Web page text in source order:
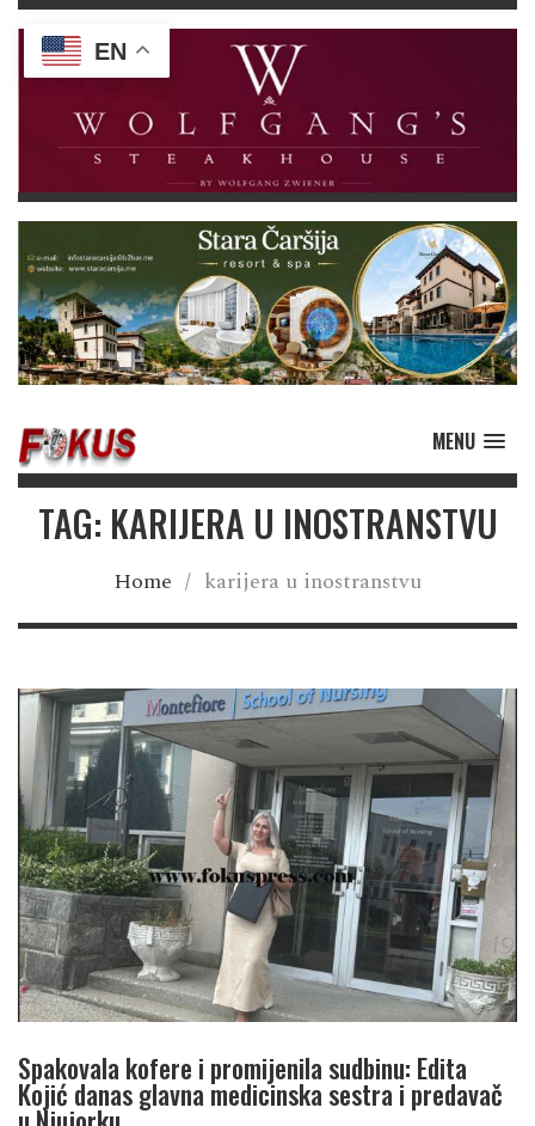
MENU
TAG: KARIJERA U INOSTRANSTVU
Home / karijera u inostranstvu
Spakovala kofere i promijenila sudbinu: Edita
Kojić danas glavna medicinska sestra i predavač
EN